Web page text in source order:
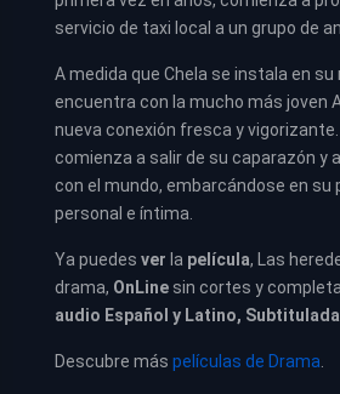
servicio de taxi local a un grupo de
A medida que Chela se instala en su
encuentra con la mucho más joven
nueva conexión fresca y
comienza a salir de su caparazón y
con el mundo, embarcándose en su
personal e íntima.
Ya puedes ver la película, Las
drama, OnLine sin cortes y
audio Español y Latino, Subtitulada
Descubre más películas de Drama